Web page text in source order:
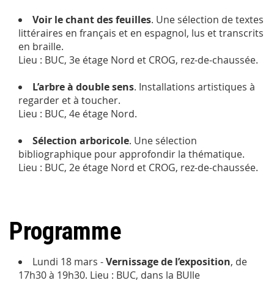
Voir le chant des feuilles. Une sélection de textes
littéraires en français et en espagnol, lus et transcrits
en braille.
Lieu : BUC, 3e étage Nord et CROG, rez-de-chaussée.
L’arbre à double sens. Installations artistiques à
regarder et à toucher.
Lieu : BUC, 4e étage Nord.
Sélection arboricole. Une sélection
bibliographique pour approfondir la thématique.
Lieu : BUC, 2e étage Nord et CROG, rez-de-chaussée.
Programme
Lundi 18 mars -Vernissage de l’exposition, de
17h30 à 19h30. Lieu : BUC, dans la BUlle